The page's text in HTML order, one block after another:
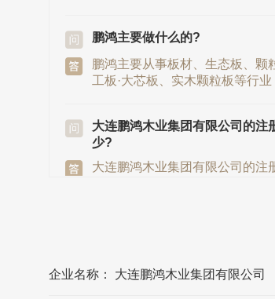
鹏鸿主要做什么的?
鹏鸿主要从事板材、生态板、颗
工板·大芯板、实木颗粒板等行业
大连鹏鸿木业集团有限公司的注
少?
大连鹏鸿木业集团有限公司的注
企业名称： 大连鹏鸿木业集团有限公司